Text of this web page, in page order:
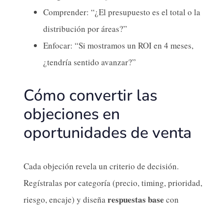
Comprender: “¿El presupuesto es el total o la
distribución por áreas?”
Enfocar: “Si mostramos un ROI en 4 meses,
¿tendría sentido avanzar?”
Cómo convertir las
objeciones en
oportunidades de venta
Cada objeción revela un criterio de decisión.
Regístralas por categoría (precio, timing, prioridad,
riesgo, encaje) y diseñarespuestas base con